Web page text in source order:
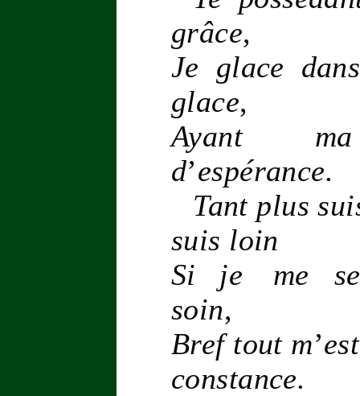
grâce,
Je glace
glace,
Ayant
d’espérance.
Tant plus
suis loin
Si je me
soin,
Bref tout m’
constance.